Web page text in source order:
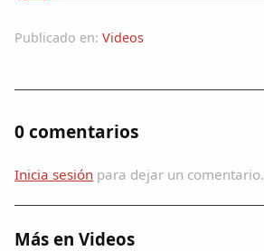
Publicado en: Videos
0 comentarios
Inicia sesión para dejar un comentario.
Más en Videos